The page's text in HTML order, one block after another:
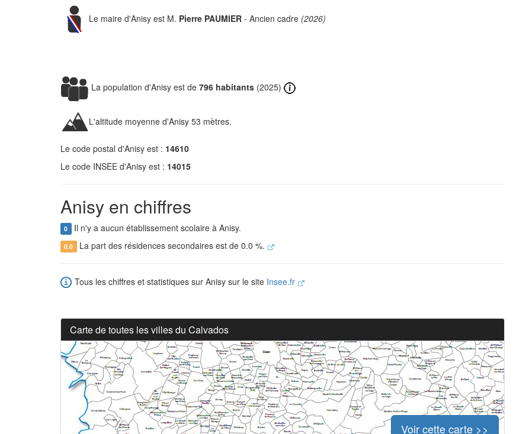
Le maire d'Anisy est M. Pierre PAUMIER - Ancien cadre (2026)
La population d'Anisy est de 796 habitants (2025)
L'altitude moyenne d'Anisy 53 mètres.
Le code postal d'Anisy est : 14610
Le code INSEE d'Anisy est : 14015
Anisy en chiffres
0 Il n'y a aucun établissement scolaire à Anisy.
0.0 La part des résidences secondaires est de 0.0 %.
Tous les chiffres et statistiques sur Anisy sur le site Insee.fr
Carte de toutes les villes du Calvados
Voir cette carte >>